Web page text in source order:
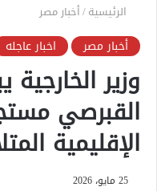
الرئيسية/أخبار مصر
أخبار مصر اخبار عاجله
وزير
القبرصي
الإقليمية
25 مايو، 2026